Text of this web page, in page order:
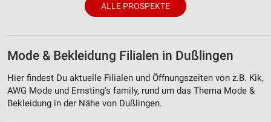
ALLE PROSPEKTE
Mode & Bekleidung Filialen in Dußlingen
Hier findest Du aktuelle Filialen und Öffnungszeiten von z.B. Kik,
AWG Mode und Ernsting's family, rund um das Thema Mode &
Bekleidung in der Nähe von Dußlingen.